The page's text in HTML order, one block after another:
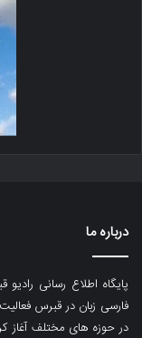
درباره ما
پایگاه اطلاع رسانی